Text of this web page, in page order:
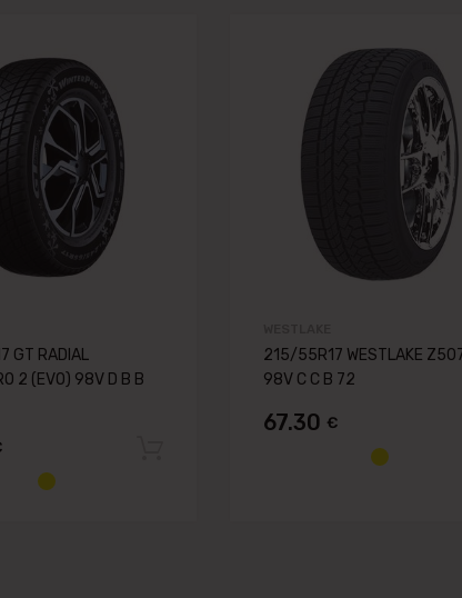
Pievienot salīdzināšanai
GT RADIAL
2 (EVO) 98V D B B
215/55R17 WESTLAKE
98V C C B 72
67.30 €